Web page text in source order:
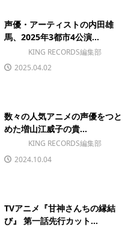
声優・アーティストの内田雄
馬、2025年3都市4公演...
KING RECORDS編集部
2025.04.02
数々の人気アニメの声優をつと
めた増山江威子の貴...
KING RECORDS編集部
2024.10.04
TVアニメ『甘神さんちの縁結
び』 第一話先行カット...